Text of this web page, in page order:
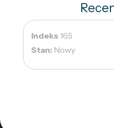
Indeks165
Stan: Nowy